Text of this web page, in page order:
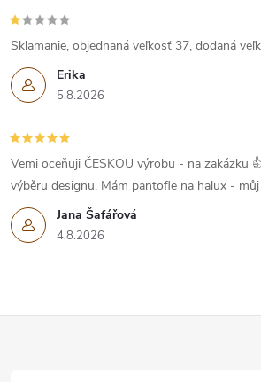
Erika
5.8.2026
Sklamanie, objednaná veľkosť 37, dodaná
Jana Šafářová
4.8.2026
Vemi oceňuji ČESKOU výrobu - na zakázku
výběru designu. Mám pantofle na halux -